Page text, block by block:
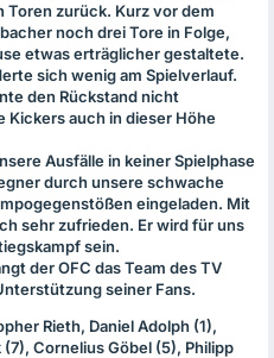
Toren zurück. Kurz vor dem
noch drei Tore in Folge,
etwas erträglicher gestaltete.
sich wenig am Spielverlauf.
den Rückstand nicht
auch in dieser Höhe
Ausfälle in keiner Spielphase
durch unsere schwache
eingeladen. Mit
sehr zufrieden. Er wird für uns
sein.
derOFC das Team des TV
seiner Fans.
Rieth, Daniel Adolph (1),
Cornelius Göbel (5), Philipp